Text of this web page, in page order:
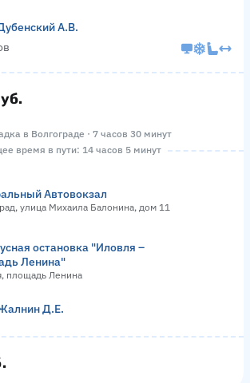
А.В.
в Волгограде · 7 часов 30 минут
время в пути: 14 часов 5 минут
Автовокзал
улица Михаила Балонина, дом 11
остановка "Иловля –
Ленина"
площадь Ленина
Д.Е.